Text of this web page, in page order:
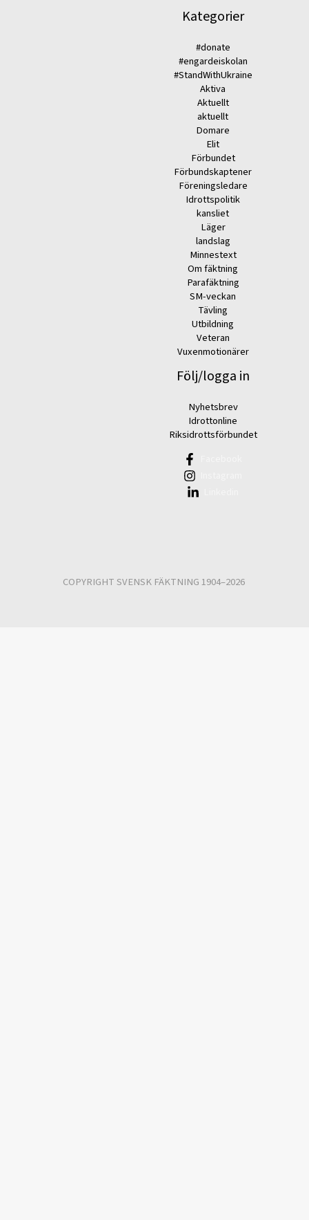
Kategorier
#donate
#engardeiskolan
#StandWithUkraine
Aktiva
Aktuellt
aktuellt
Domare
Elit
Förbundet
Förbundskaptener
Föreningsledare
Idrottspolitik
kansliet
Läger
landslag
Minnestext
Om fäktning
Parafäktning
SM-veckan
Tävling
Utbildning
Veteran
Vuxenmotionärer
Följ/logga in
Nyhetsbrev
Idrottonline
Riksidrottsförbundet
COPYRIGHT SVENSK FÄKTNING 1904–2026